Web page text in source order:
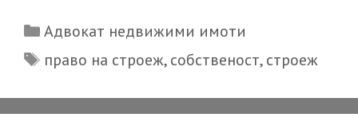
право
Categories
Адвокат недвижими имоти
Tags
право на строеж,собственост,строеж